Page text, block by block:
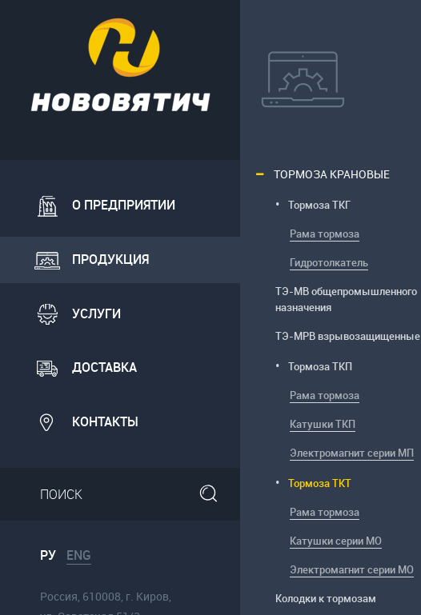
О ПРЕДПРИЯТИИ
ПРОДУКЦИЯ
ТОРМОЗА КРАНОВЫЕ
Тормоза ТКГ
Рама тормоза
Гидротолкатель
ТЭ-МВ общепромышленного
назначения
ТЭ-МРВ взрывозащищенные
Тормоза ТКП
Рама тормоза
Катушки ТКП
Электромагнит серии МП
Тормоза ТКТ
Рама тормоза
Катушки серии МО
Электромагнит серии МО
Колодки к тормозам
УСЛУГИ
ДОСТАВКА
КОНТАКТЫ
РУ ENG
Россия, 610008, г. Киров,